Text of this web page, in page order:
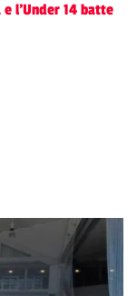
e l'Under 14 batte